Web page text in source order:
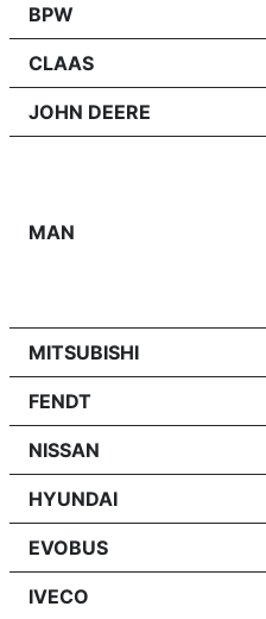
BPW
CLAAS
JOHN DEERE
MAN
MITSUBISHI
FENDT
NISSAN
HYUNDAI
EVOBUS
IVECO